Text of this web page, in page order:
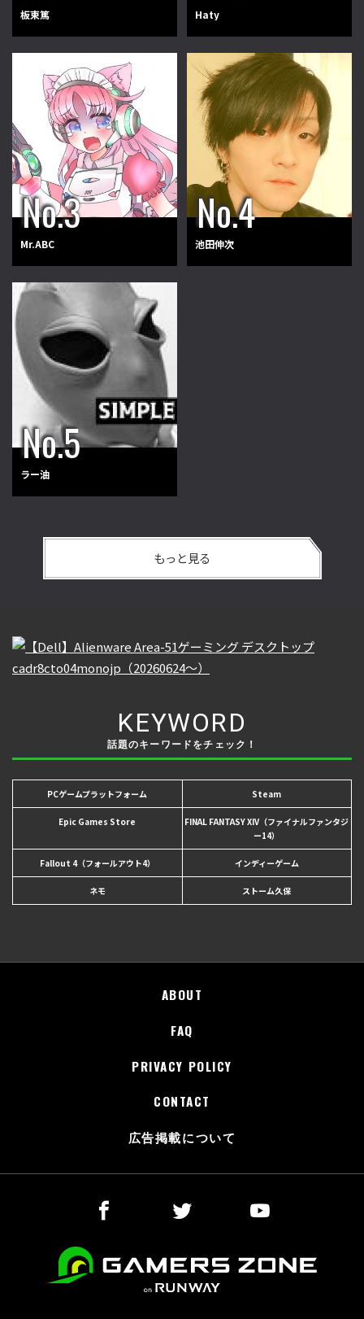
板東篤 Haty
Mr.ABC 池田伸次
ラー油
もっと見る
KEYWORD
話題のキーワードをチェック！
PCゲームプラットフォーム Steam
Epic Games Store
FINAL FANTASY XIV（ファイナルファンタジ
ー14）
Fallout 4（フォールアウト4） インディーゲーム
ネモ ストーム久保
ABOUT
FAQ
PRIVACY POLICY
CONTACT
広告掲載について